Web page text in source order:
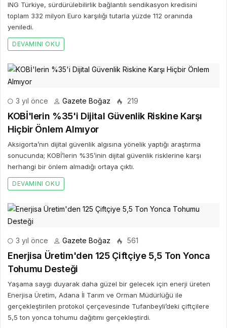
ING Türkiye, sürdürülebilirlik bağlantılı sendikasyon kredisini
toplam 332 milyon Euro karşılığı tutarla yüzde 112 oranında
yeniledi.
DEVAMINI OKU
3 yıl önce Gazete Boğaz 219
KOBİ'lerin %35'i Dijital Güvenlik Riskine Karşı
Hiçbir Önlem Almıyor
Aksigorta’nın dijital güvenlik algısına yönelik yaptığı araştırma
sonucunda; KOBİ’lerin %35’inin dijital güvenlik risklerine karşı
herhangi bir önlem almadığı ortaya çıktı.
DEVAMINI OKU
3 yıl önce Gazete Boğaz 561
Enerjisa Üretim'den 125 Çiftçiye 5,5 Ton Yonca
Tohumu Desteği
Yaşama saygı duyarak daha güzel bir gelecek için enerji üreten
Enerjisa Üretim, Adana İl Tarım ve Orman Müdürlüğü ile
gerçekleştirilen protokol çerçevesinde Tufanbeyli’deki çiftçilere
5,5 ton yonca tohumu dağıtımı gerçekleştirdi.